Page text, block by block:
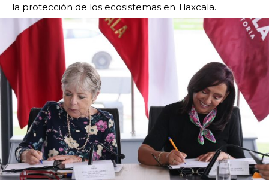
la protección de los ecosistemas en Tlaxcala.